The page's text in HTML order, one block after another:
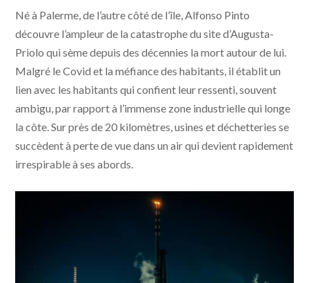
Né à Palerme, de l’autre côté de l’île, Alfonso Pinto
découvre l’ampleur de la catastrophe du site d’Augusta-
Priolo qui sème depuis des décennies la mort autour de lui.
Malgré le Covid et la méfiance des habitants, il établit un
lien avec les habitants qui confient leur ressenti, souvent
ambigu, par rapport à l’immense zone industrielle qui longe
la côte. Sur près de 20 kilomètres, usines et déchetteries se
succèdent à perte de vue dans un air qui devient rapidement
irrespirable à ses abords.